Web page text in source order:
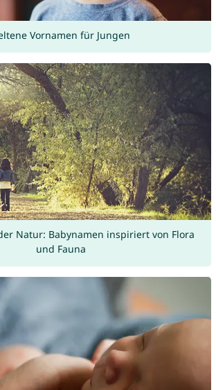
Vornamen für Jungen
Natur: Babynamen inspiriert von Flora
und Fauna